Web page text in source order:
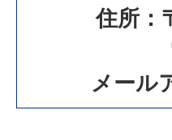
住所：
メール